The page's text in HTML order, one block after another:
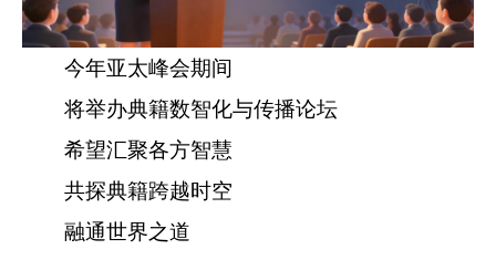
今年亚太峰会期间
将举办典籍数智化与传播论坛
希望汇聚各方智慧
共探典籍跨越时空
融通世界之道